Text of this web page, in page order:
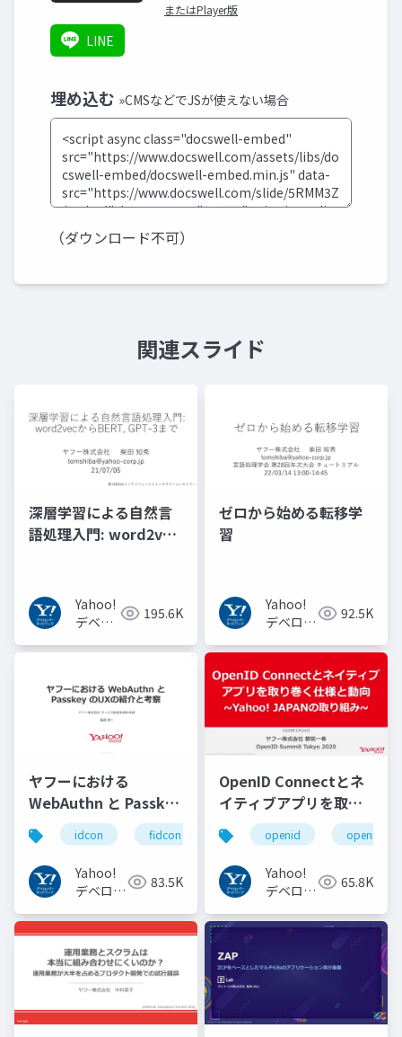
またはPlayer版
LINE
埋め込む »CMSなどでJSが使えない場合
（ダウンロード不可）
関連スライド
深層学習による自然言
語処理入門: word2vec
Yahoo!
デベロ
ネット
195.6K
ゼロから始める転移学
習
Yahoo!
デベロッ
トワーク
92.5K
ヤフーにおける
WebAuthn と Passkey
の UX の紹介と考察
#idcon #fidcon
idcon fidcon
Yahoo!
デベロッ
トワーク
83.5K
OpenID Connectとネ
イティブアプリを取り
巻く仕様と動向 Yahoo!
JAPANの取り組み
#openid
#openid_tokyo
openid
Yahoo!
デベロッ
トワーク
65.8K